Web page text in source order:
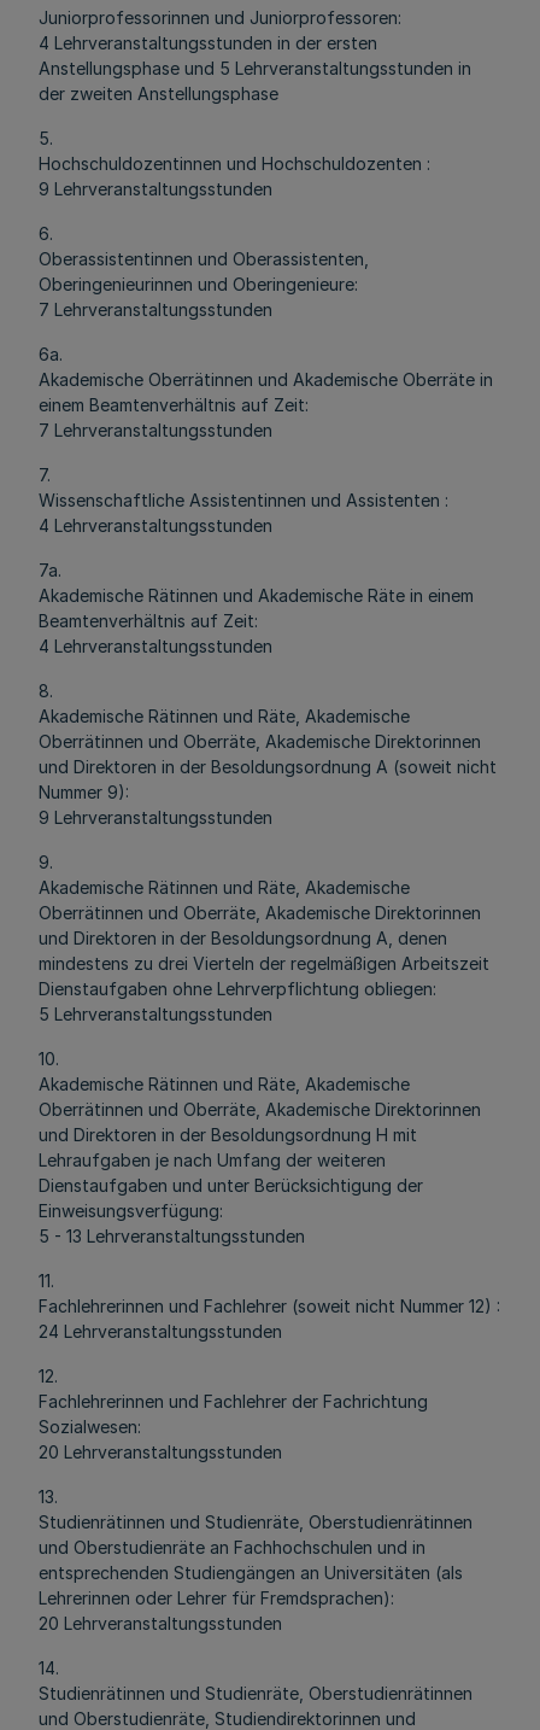
Juniorprofessorinnen und Juniorprofessoren:
4 Lehrveranstaltungsstunden in der ersten
Anstellungsphase und 5 Lehrveranstaltungsstunden in
der zweiten Anstellungsphase
5.
Hochschuldozentinnen und Hochschuldozenten :
9 Lehrveranstaltungsstunden
6.
Oberassistentinnen und Oberassistenten,
Oberingenieurinnen und Oberingenieure:
7 Lehrveranstaltungsstunden
6a.
Akademische Oberrätinnen und Akademische Oberräte in
einem Beamtenverhältnis auf Zeit:
7 Lehrveranstaltungsstunden
7.
Wissenschaftliche Assistentinnen und Assistenten :
4 Lehrveranstaltungsstunden
7a.
Akademische Rätinnen und Akademische Räte in einem
Beamtenverhältnis auf Zeit:
4 Lehrveranstaltungsstunden
8.
Akademische Rätinnen und Räte, Akademische
Oberrätinnen und Oberräte, Akademische Direktorinnen
und Direktoren in der Besoldungsordnung A (soweit nicht
Nummer 9):
9 Lehrveranstaltungsstunden
9.
Akademische Rätinnen und Räte, Akademische
Oberrätinnen und Oberräte, Akademische Direktorinnen
und Direktoren in der Besoldungsordnung A, denen
mindestens zu drei Vierteln der regelmäßigen Arbeitszeit
Dienstaufgaben ohne Lehrverpflichtung obliegen:
5 Lehrveranstaltungsstunden
10.
Akademische Rätinnen und Räte, Akademische
Oberrätinnen und Oberräte, Akademische Direktorinnen
und Direktoren in der Besoldungsordnung H mit
Lehraufgaben je nach Umfang der weiteren
Dienstaufgaben und unter Berücksichtigung der
Einweisungsverfügung:
5 - 13 Lehrveranstaltungsstunden
11.
Fachlehrerinnen und Fachlehrer (soweit nicht Nummer 12) :
24 Lehrveranstaltungsstunden
12.
Fachlehrerinnen und Fachlehrer der Fachrichtung
Sozialwesen:
20 Lehrveranstaltungsstunden
13.
Studienrätinnen und Studienräte, Oberstudienrätinnen
und Oberstudienräte an Fachhochschulen und in
entsprechenden Studiengängen an Universitäten (als
Lehrerinnen oder Lehrer für Fremdsprachen):
20 Lehrveranstaltungsstunden
14.
Studienrätinnen und Studienräte, Oberstudienrätinnen
und Oberstudienräte, Studiendirektorinnen und